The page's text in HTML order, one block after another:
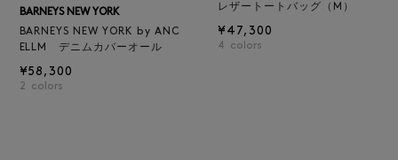
BARNEYS NEW YORK
BARNEYS NEW YORK by ANC
ELLM デニムカバーオール
¥58,300
2 colors
レザートートバッグ（M）
¥47,300
4 colors